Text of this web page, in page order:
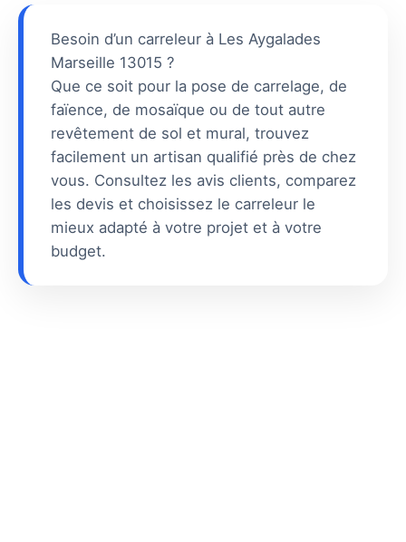
Besoin d’un carreleur à Les Aygalades
Marseille 13015 ?
Que ce soit pour la pose de carrelage, de
faïence, de mosaïque ou de tout autre
revêtement de sol et mural, trouvez
facilement un artisan qualifié près de chez
vous. Consultez les avis clients, comparez
les devis et choisissez le carreleur le
mieux adapté à votre projet et à votre
budget.